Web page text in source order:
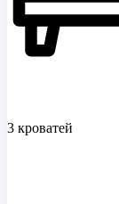
3 кроватей